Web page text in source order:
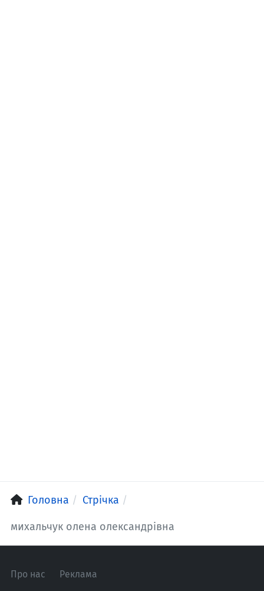
Головна Стрічка
михальчук олена олександрiвна
Про нас Реклама